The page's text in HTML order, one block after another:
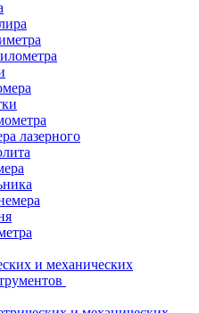
лазерного
и механических